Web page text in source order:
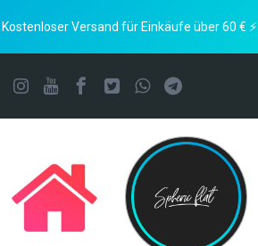
Kostenloser Versand für Einkäufe über 60 € ⚡